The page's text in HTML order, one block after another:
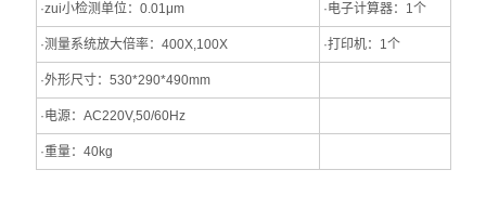
·zui小检测单位：0.01μm ·电子计算器：1个
·测量系统放大倍率：400X,100X ·打印机：1个
·外形尺寸：530*290*490mm
·电源：AC220V,50/60Hz
·重量：40kg